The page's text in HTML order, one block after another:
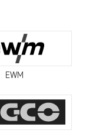
EWM